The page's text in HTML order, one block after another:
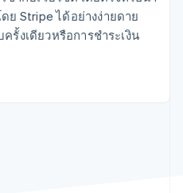
ค์
รเดินทาง
าร
นเทิง
งผลกำไร
ารทำงาน
พัฒนา
ย
ทเนอร์
ย Stripe ได้อย่างง่ายดาย
รั้งเดียวหรือการชำระเงิน